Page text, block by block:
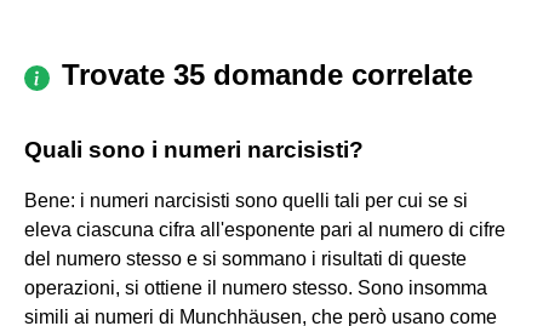
Trovate 35 domande correlate
Quali sono i numeri narcisisti?
Bene: i numeri narcisisti sono quelli tali per cui se si
eleva ciascuna cifra all'esponente pari al numero di cifre
del numero stesso e si sommano i risultati di queste
operazioni, si ottiene il numero stesso. Sono insomma
simili ai numeri di Munchhäusen, che però usano come